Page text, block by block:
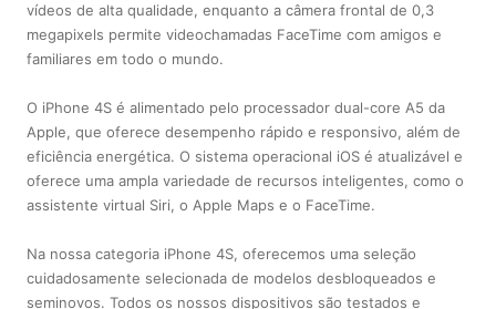
vídeos de alta qualidade, enquanto a câmera frontal de 0,3
megapixels permite videochamadas FaceTime com amigos e
familiares em todo o mundo.
O iPhone 4S é alimentado pelo processador dual-core A5 da
Apple, que oferece desempenho rápido e responsivo, além de
eficiência energética. O sistema operacional iOS é atualizável e
oferece uma ampla variedade de recursos inteligentes, como o
assistente virtual Siri, o Apple Maps e o FaceTime.
Na nossa categoria iPhone 4S, oferecemos uma seleção
cuidadosamente selecionada de modelos desbloqueados e
seminovos. Todos os nossos dispositivos são testados e